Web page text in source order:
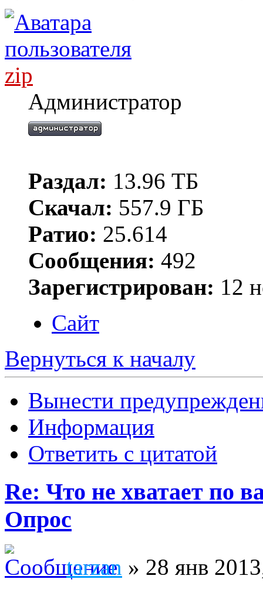
zip
Администратор
Раздал: 13.96 ТБ
Скачал: 557.9 ГБ
Ратио: 25.614
Сообщения: 492
Зарегистрирован: 12
Сайт
Вернуться к началу
Вынести
Информация
Ответить с цитатой
Re: Что не хватает по
Опрос
tarzan » 28 янв